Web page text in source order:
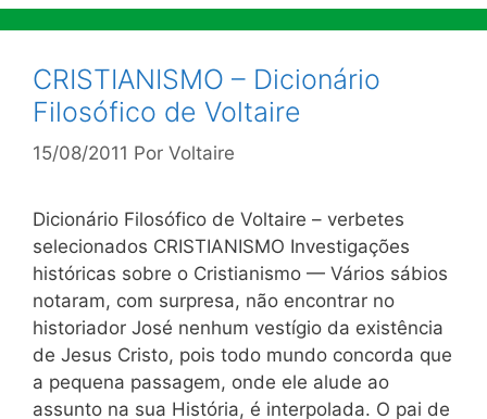
CRISTIANISMO – Dicionário
Filosófico de Voltaire
15/08/2011 Por Voltaire
Dicionário Filosófico de Voltaire – verbetes
selecionados CRISTIANISMO Investigações
históricas sobre o Cristianismo — Vários sábios
notaram, com surpresa, não encontrar no
historiador José nenhum vestígio da existência
de Jesus Cristo, pois todo mundo concorda que
a pequena passagem, onde ele alude ao
assunto na sua História, é interpolada. O pai de